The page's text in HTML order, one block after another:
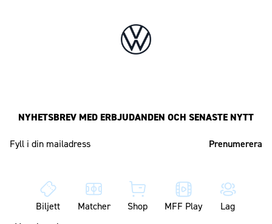
NYHETSBREV MED ERBJUDANDEN OCH SENASTE NYTT
Biljett Matcher Shop MFF Play Lag